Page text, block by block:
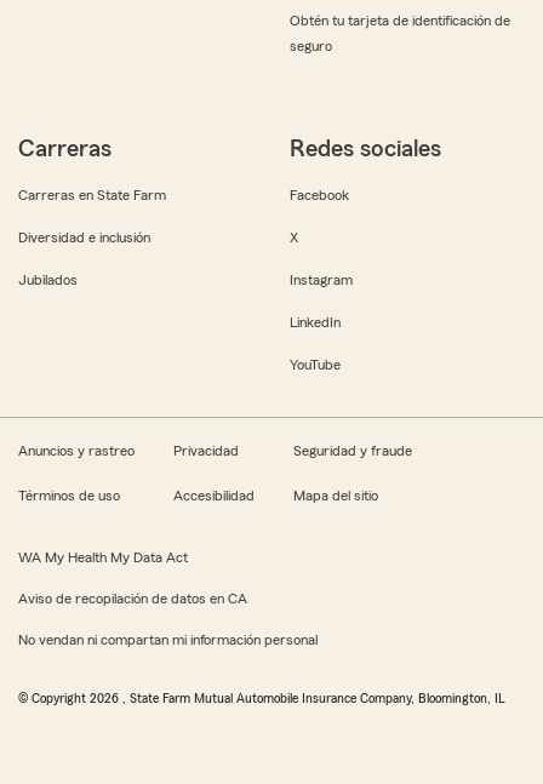
Obtén tu tarjeta de identificación de
seguro
Carreras
Carreras en State Farm
Diversidad e inclusión
Jubilados
Redes sociales
Facebook
X
Instagram
LinkedIn
YouTube
Anuncios y rastreo Privacidad Seguridad y fraude
Términos de uso Accesibilidad Mapa del sitio
WA My Health My Data Act
Aviso de recopilación de datos en CA
No vendan ni compartan mi información personal
© Copyright 2026 , State Farm Mutual Automobile Insurance Company, Bloomington, IL